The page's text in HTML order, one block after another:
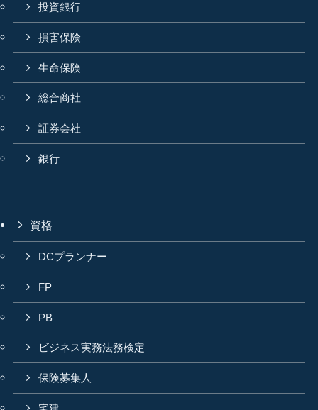
投資銀行
損害保険
生命保険
総合商社
証券会社
銀行
資格
DCプランナー
FP
PB
ビジネス実務法務検定
保険募集人